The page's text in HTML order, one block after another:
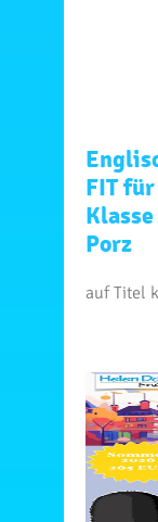
FIT
Porz
auf Titel